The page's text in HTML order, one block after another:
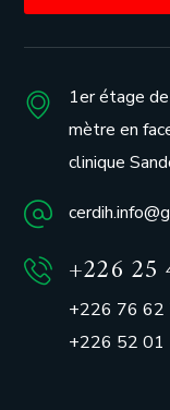
1er étage
mètre en
clinique
+226 25
+226 76 62
+226 52 01